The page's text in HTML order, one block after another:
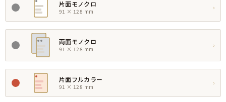
片面モノクロ
91 × 128 mm
›
両面モノクロ
91 × 128 mm
›
片面フルカラー
91 × 128 mm
›